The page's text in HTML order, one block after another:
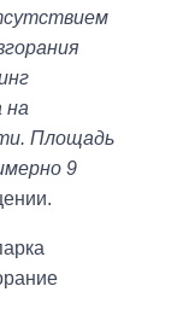
на
Площадь
9